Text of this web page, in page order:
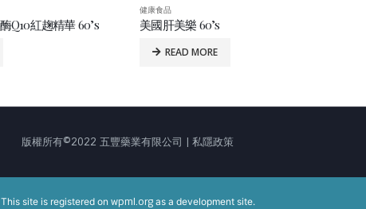
健康食品
READ MORE
版權所有©2022 五豐藥業有限公司 | 私隱政策
This site is registered on wpml.orgas a development site.